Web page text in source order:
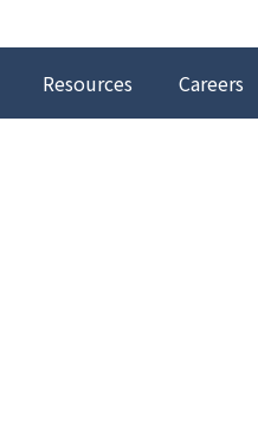
Resources Careers